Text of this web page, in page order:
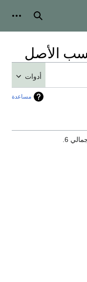
بحث
الأصل
أدوات
مساعدة